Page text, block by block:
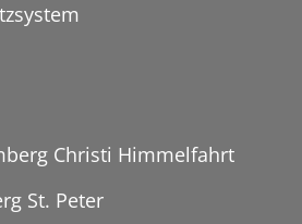
Christi Himmelfahrt
St. Peter